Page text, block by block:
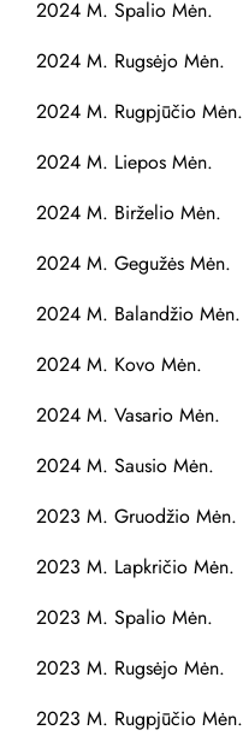
2024 M. Spalio Mėn.
2024 M. Rugsėjo Mėn.
2024 M. Rugpjūčio Mėn.
2024 M. Liepos Mėn.
2024 M. Birželio Mėn.
2024 M. Gegužės Mėn.
2024 M. Balandžio Mėn.
2024 M. Kovo Mėn.
2024 M. Vasario Mėn.
2024 M. Sausio Mėn.
2023 M. Gruodžio Mėn.
2023 M. Lapkričio Mėn.
2023 M. Spalio Mėn.
2023 M. Rugsėjo Mėn.
2023 M. Rugpjūčio Mėn.